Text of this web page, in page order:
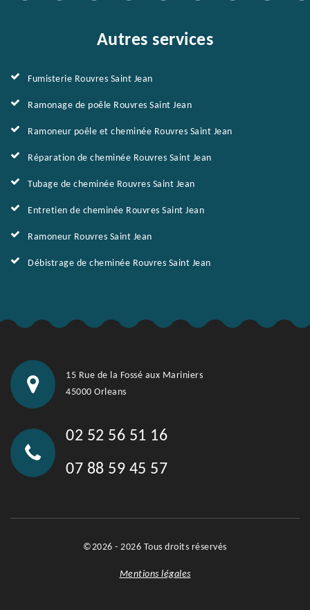
Autres services
Fumisterie Rouvres Saint Jean
Ramonage de poêle Rouvres Saint Jean
Ramoneur poêle et cheminée Rouvres Saint Jean
Réparation de cheminée Rouvres Saint Jean
Tubage de cheminée Rouvres Saint Jean
Entretien de cheminée Rouvres Saint Jean
Ramoneur Rouvres Saint Jean
Débistrage de cheminée Rouvres Saint Jean
15 Rue de la Fossé aux Mariniers
45000 Orleans
02 52 56 51 16
07 88 59 45 57
©2026 - 2026 Tous droits réservés
Mentions légales